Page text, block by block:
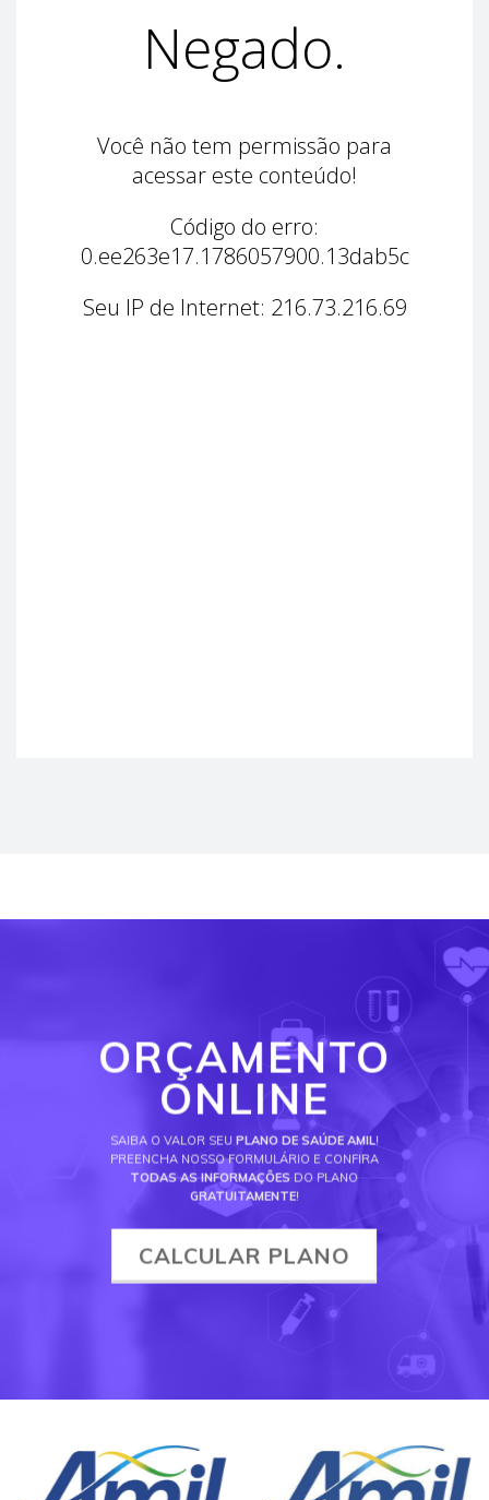
ORÇAMENTO
ONLINE
SAIBA O VALOR SEU PLANO DE SAÚDE AMIL!
PREENCHA NOSSO FORMULÁRIO E CONFIRA
TODAS AS INFORMAÇÕES DO PLANO
GRATUITAMENTE!
CALCULAR PLANO